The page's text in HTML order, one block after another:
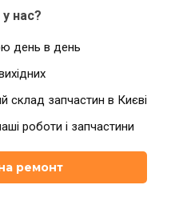
нас?
день в день
склад запчастин в Києві
роботи і запчастини
ремонт